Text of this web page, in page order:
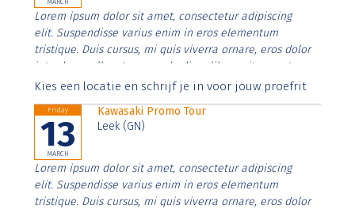
MARCH
Lorem ipsum dolor sit amet, consectetur adipiscing
elit. Suspendisse varius enim in eros elementum
tristique. Duis cursus, mi quis viverra ornare, eros dolor
interdum nulla, ut commodo diam libero vitae erat.
Aenean faucibus nibh et justo cursus id rutrum lorem
Kies een locatie en schrijf je in voor jouw proefrit
Friday
13
MARCH
Kawasaki Promo Tour
Leek (GN)
Lorem ipsum dolor sit amet, consectetur adipiscing
elit. Suspendisse varius enim in eros elementum
tristique. Duis cursus, mi quis viverra ornare, eros dolor